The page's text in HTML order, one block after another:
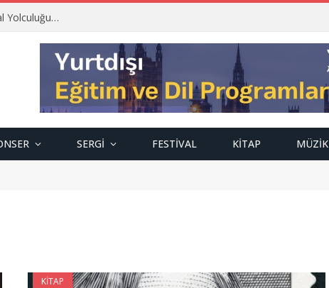
Yolculuğu…
SERGI FESTIVAL KITAP MÜZIK
KITAP